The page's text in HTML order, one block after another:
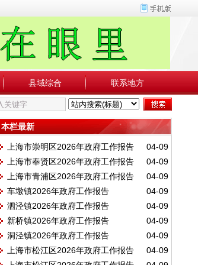
县域综合 联系地方
本栏最新
04-09
上海市崇明区2026年政府工作报告
04-09
上海市奉贤区2026年政府工作报告
04-09
上海市青浦区2026年政府工作报告
04-09
车墩镇2026年政府工作报告
04-09
泗泾镇2026年政府工作报告
04-09
新桥镇2026年政府工作报告
04-09
洞泾镇2026年政府工作报告
04-09
上海市松江区2026年政府工作报告